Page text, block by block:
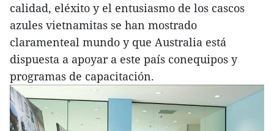
calidad, eléxito y el entusiasmo de los cascos
azules vietnamitas se han mostrado
claramenteal mundo y que Australia está
dispuesta a apoyar a este país conequipos y
programas de capacitación.